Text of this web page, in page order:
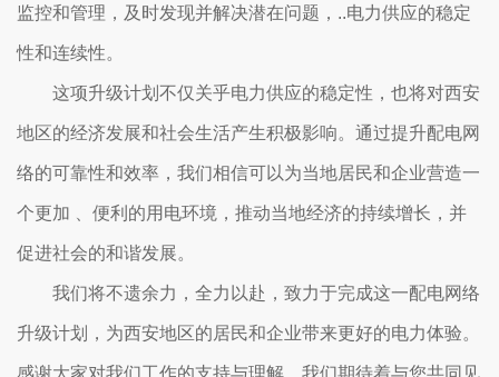
监控和管理，及时发现并解决潜在问题，..电力供应的稳定
性和连续性。
这项升级计划不仅关乎电力供应的稳定性，也将对西安
地区的经济发展和社会生活产生积极影响。通过提升配电网
络的可靠性和效率，我们相信可以为当地居民和企业营造一
个更加 、便利的用电环境，推动当地经济的持续增长，并
促进社会的和谐发展。
我们将不遗余力，全力以赴，致力于完成这一配电网络
升级计划，为西安地区的居民和企业带来更好的电力体验。
感谢大家对我们工作的支持与理解，我们期待着与您共同见